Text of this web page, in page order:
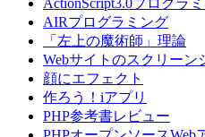
AIRプログラミング
「左上の魔術師」理論
Webサイトのスクリーン
顔にエフェクト
作ろう！iアプリ
PHP参考書レビュー